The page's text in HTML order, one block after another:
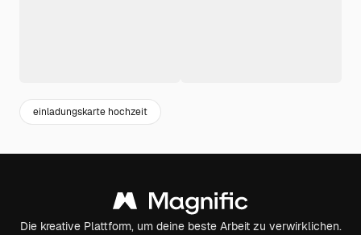
einladungskarte hochzeit
Die kreative Plattform, um deine beste Arbeit zu verwirklichen.